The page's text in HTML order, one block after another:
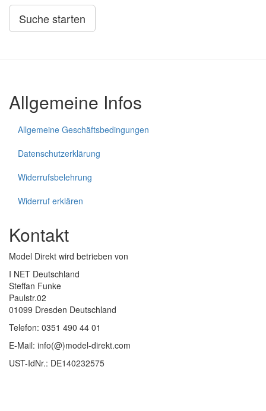
Suche starten
Allgemeine Infos
Allgemeine Geschäftsbedingungen
Datenschutzerklärung
Widerrufsbelehrung
Widerruf erklären
Kontakt
Model Direkt wird betrieben von
I NET Deutschland
Steffan Funke
Paulstr.02
01099 Dresden Deutschland
Telefon: 0351 490 44 01
E-Mail: info(@)model-direkt.com
UST-IdNr.: DE140232575